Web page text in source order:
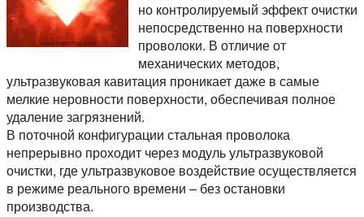
но контролируемый эффект очистки
непосредственно на поверхности
проволоки. В отличие от
механических методов,
ультразвуковая кавитация проникает даже в самые
мелкие неровности поверхности, обеспечивая полное
удаление загрязнений.
В поточной конфигурации стальная проволока
непрерывно проходит через модуль ультразвуковой
очистки, где ультразвуковое воздействие осуществляется
в режиме реального времени – без остановки
производства.